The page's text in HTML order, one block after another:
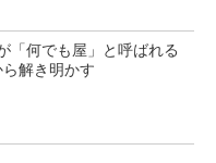
「何でも屋」と呼ばれる
解き明かす